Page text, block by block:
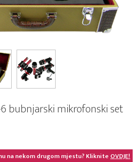
bubnjarski mikrofonski set
na nekom drugom mjestu? KlikniteOVDJE!